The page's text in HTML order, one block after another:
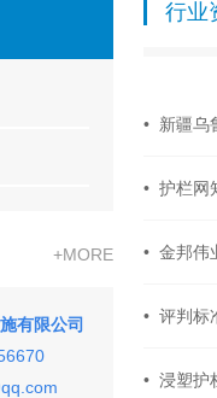
+MORE
有限公司
行业
• 新疆乌
• 护栏网
• 金邦伟
• 评判标
• 浸塑护